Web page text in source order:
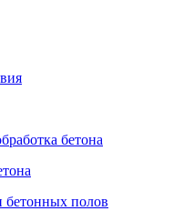
бетона
бетонных полов